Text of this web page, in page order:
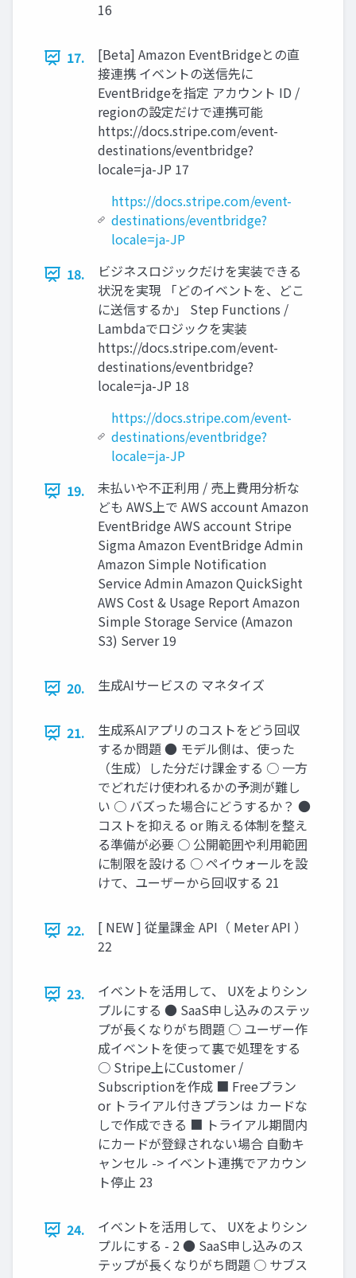
16
17.
[Beta] Amazon EventBridgeとの直
接連携 イベントの送信先に
EventBridgeを指定 アカウント ID /
regionの設定だけで連携可能
https://docs.stripe.com/event-
destinations/eventbridge?
locale=ja-JP 17
https://docs.stripe.com/event-
destinations/eventbridge?
locale=ja-JP
18.
ビジネスロジックだけを実装できる
状況を実現 「どのイベントを、どこ
に送信するか」 Step Functions /
Lambdaでロジックを実装
https://docs.stripe.com/event-
destinations/eventbridge?
locale=ja-JP 18
https://docs.stripe.com/event-
destinations/eventbridge?
locale=ja-JP
19.
未払いや不正利用 / 売上費用分析な
ども AWS上で AWS account Amazon
EventBridge AWS account Stripe
Sigma Amazon EventBridge Admin
Amazon Simple Notification
Service Admin Amazon QuickSight
AWS Cost & Usage Report Amazon
Simple Storage Service (Amazon
S3) Server 19
20. 生成AIサービスの マネタイズ
21.
生成系AIアプリのコストをどう回収
するか問題 ● モデル側は、使った
（生成）した分だけ課金する ○ 一方
でどれだけ使われるかの予測が難し
い ○ バズった場合にどうするか？ ●
コストを抑える or 賄える体制を整え
る準備が必要 ○ 公開範囲や利用範囲
に制限を設ける ○ ペイウォールを設
けて、ユーザーから回収する 21
22.
[ NEW ] 従量課金 API（ Meter API ）
22
23.
イベントを活用して、 UXをよりシン
プルにする ● SaaS申し込みのステッ
プが長くなりがち問題 ○ ユーザー作
成イベントを使って裏で処理をする
○ Stripe上にCustomer /
Subscriptionを作成 ■ Freeプラン
or トライアル付きプランは カードな
しで作成できる ■ トライアル期間内
にカードが登録されない場合 自動キ
ャンセル -> イベント連携でアカウン
ト停止 23
24.
イベントを活用して、 UXをよりシン
プルにする - 2 ● SaaS申し込みのス
テップが長くなりがち問題 ○ サブス